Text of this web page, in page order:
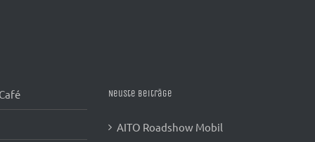
Neuste Beiträge
AITO Roadshow Mobil